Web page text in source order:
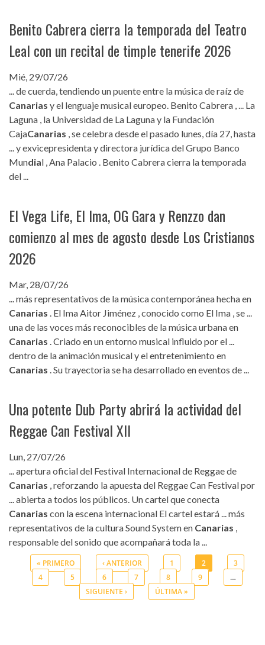
Benito Cabrera cierra la temporada del Teatro
Leal con un recital de timple tenerife 2026
Mié, 29/07/26
... de cuerda, tendiendo un puente entre la música de raíz de
Canarias y el lenguaje musical europeo. Benito Cabrera , ... La
Laguna , la Universidad de La Laguna y la Fundación
CajaCanarias , se celebra desde el pasado lunes, día 27, hasta
... y exvicepresidenta y directora jurídica del Grupo Banco
Mundial , Ana Palacio . Benito Cabrera cierra la temporada
del ...
El Vega Life, El Ima, OG Gara y Renzzo dan
comienzo al mes de agosto desde Los Cristianos
2026
Mar, 28/07/26
... más representativos de la música contemporánea hecha en
Canarias . El Ima Aitor Jiménez , conocido como El Ima , se ...
una de las voces más reconocibles de la música urbana en
Canarias . Criado en un entorno musical influido por el ...
dentro de la animación musical y el entretenimiento en
Canarias . Su trayectoria se ha desarrollado en eventos de ...
Una potente Dub Party abrirá la actividad del
Reggae Can Festival XII
Lun, 27/07/26
... apertura oficial del Festival Internacional de Reggae de
Canarias , reforzando la apuesta del Reggae Can Festival por
... abierta a todos los públicos. Un cartel que conecta
Canarias con la escena internacional El cartel estará ... más
representativos de la cultura Sound System en Canarias
responsable del sonido que acompañará toda la ...
Páginas
« PRIMERO ‹ ANTERIOR 1 2
3
4
5 6 7 8 9
…
SIGUIENTE ›
ÚLTIMA »